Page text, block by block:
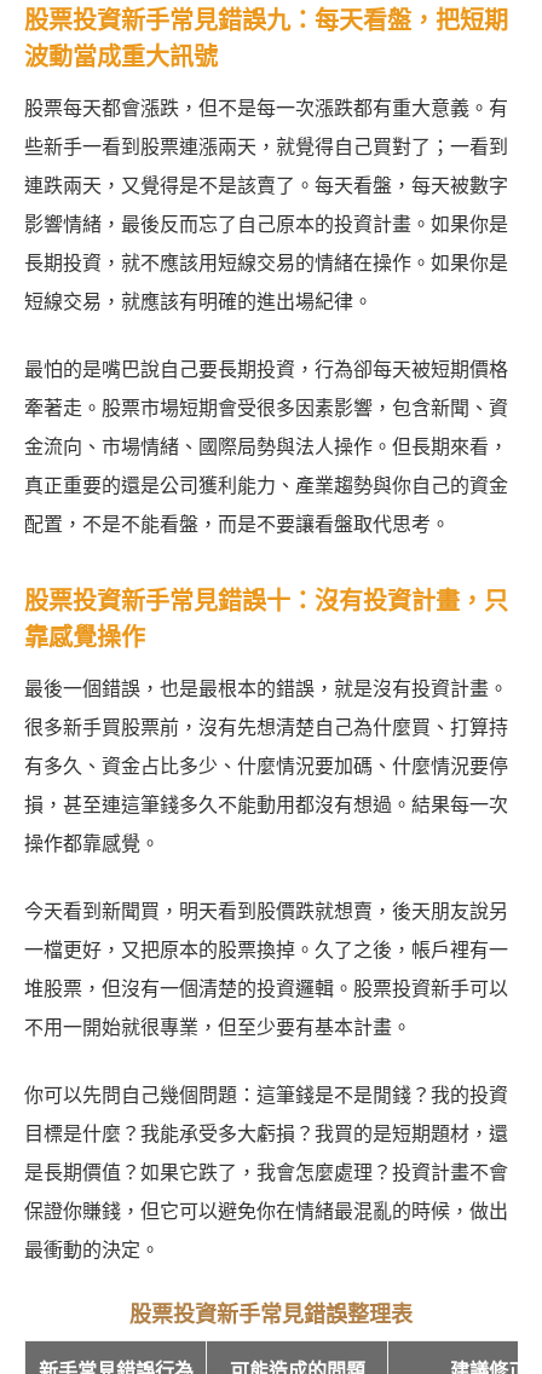
股票投資新手常見錯誤九：每天看盤，把短期
波動當成重大訊號
股票每天都會漲跌，但不是每一次漲跌都有重大意義。有
些新手一看到股票連漲兩天，就覺得自己買對了；一看到
連跌兩天，又覺得是不是該賣了。每天看盤，每天被數字
影響情緒，最後反而忘了自己原本的投資計畫。如果你是
長期投資，就不應該用短線交易的情緒在操作。如果你是
短線交易，就應該有明確的進出場紀律。
最怕的是嘴巴說自己要長期投資，行為卻每天被短期價格
牽著走。股票市場短期會受很多因素影響，包含新聞、資
金流向、市場情緒、國際局勢與法人操作。但長期來看，
真正重要的還是公司獲利能力、產業趨勢與你自己的資金
配置，不是不能看盤，而是不要讓看盤取代思考。
股票投資新手常見錯誤十：沒有投資計畫，只
靠感覺操作
最後一個錯誤，也是最根本的錯誤，就是沒有投資計畫。
很多新手買股票前，沒有先想清楚自己為什麼買、打算持
有多久、資金占比多少、什麼情況要加碼、什麼情況要停
損，甚至連這筆錢多久不能動用都沒有想過。結果每一次
操作都靠感覺。
今天看到新聞買，明天看到股價跌就想賣，後天朋友說另
一檔更好，又把原本的股票換掉。久了之後，帳戶裡有一
堆股票，但沒有一個清楚的投資邏輯。股票投資新手可以
不用一開始就很專業，但至少要有基本計畫。
你可以先問自己幾個問題：這筆錢是不是閒錢？我的投資
目標是什麼？我能承受多大虧損？我買的是短期題材，還
是長期價值？如果它跌了，我會怎麼處理？投資計畫不會
保證你賺錢，但它可以避免你在情緒最混亂的時候，做出
最衝動的決定。
股票投資新手常見錯誤整理表